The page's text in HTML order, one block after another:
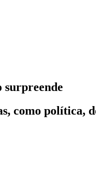
surpreende
como política,